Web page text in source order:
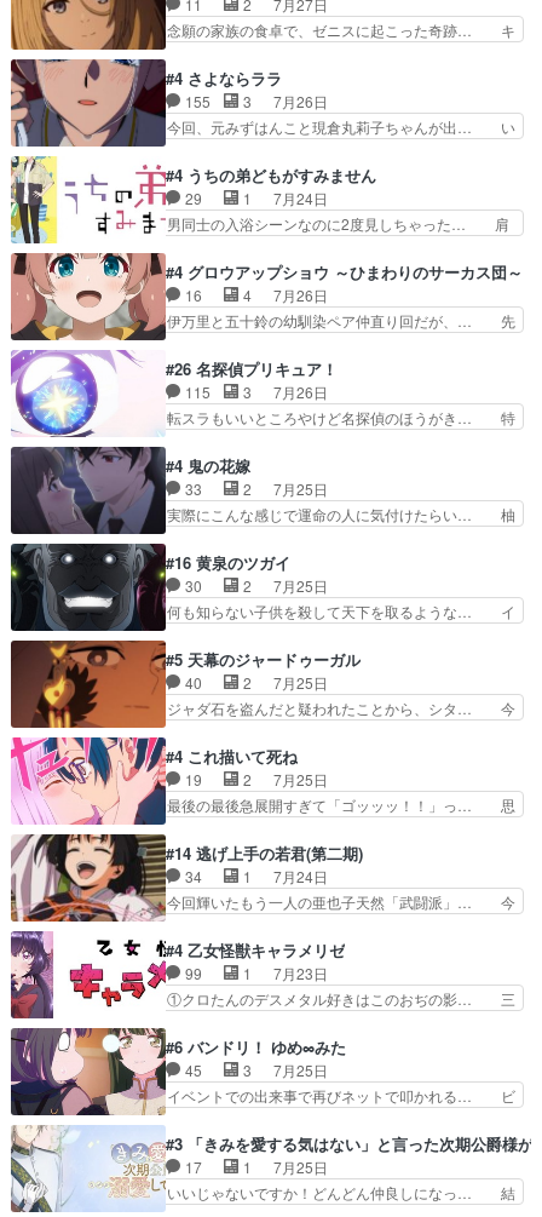
る、もう騙し討ちは出来な… 村正の墓、アニメで
見ると一杯で怖いな。ア…
ングor進撃の巨人牡羊座のアルデ… スピカ・イ
オ・カストルという組み合わせ。… 有り余るパワ
みかたが雑になってきてるな… イキりカストルは
怖がりやったかあスピカな… 鏡の世界への突入と
新たな依頼サブタイトル…
念願の家族の食卓で、ゼニスに起こった奇跡… キ
ナリーゼの悪魔の囁きwクリフとエリナ… 悪魔の
囁きやめてくださいwおい、1番重要… ゼニスも
感情が出てきてて良い方向に進んで… 第５話を
ABEMAで視聴しました。視聴に… クリフとエリ
相変わらずで草ルディ君釣り… ルーデウスにシル
フィエットとロキシーとの… 離れ離れになったり
別れがあったり絶望の大…
#4 さよならララ
155 3
7月26日
今回、元みずはんこと現倉丸莉子ちゃんが出… い
様とは...本当の愛とは...なんぞ… テンポの良いボ
ケとツッコミで笑わせつつ、… この作品、ストー
リーにも登場人物にも全く… 家で机に向かってる
時の貧乏ゆすりとか、ラ… お姉ちゃんと話せ
に、ララは何を思うのだ… 息をするかのように3
話まで視聴。2026… ララの王子様探しが本格的
に動き出した回。…
#4 うちの弟どもがすみません
29 1
7月24日
男同士の入浴シーンなのに2度見しちゃった… 肩
散歩って逃げるよね！糸と類を助けよう… 類の面
倒見るのが1番大変そう糸は誰とでも… 源くんを
甘えさせるまでの糸と周りの出来事… 源くん、甘
えちゃうぞ宣言。思ったよりラブ… 糸ちゃんのま
目的を忘れてますますヤング… でも央太と親しく
するのは嫌。世話を拒んで… ゴメス（カエル）外
で散歩させてたのか(*…
#4 グロウアップショウ ～ひまわりのサーカス団～
16 4
7月26日
伊万里と五十鈴の幼馴染ペア仲直り回だが、… 先
や、これ素晴らしいコメディアニメだな。… 水着
回なのにビキニじゃない！これは時代背… 今回は
推しの吾野伊万里ちゃん担当回。これ… 伊万里さ
んの手品回であり水着回ね。瑞佳ち… 売り上げが
タ教育のせいで瑞佳がヒモカス… 伊万里ちゃんの
人前での苦手意識を抱えなが… 第４話をｄアニメ
ストアで視聴しました。視…
#26 名探偵プリキュア！
115 3
7月26日
転スラもいいところやけど名探偵のほうがき… 特
なはプリキュア仲間には自分が未来から… の活
躍、敵を圧倒ってのはおおよその流れだ… キュア
エクレール初変身＆初戦闘。プリキュ… キュアエ
クレールは強いが力を制御できない… キュアエク
ッコロで始まってちょっ… バカおもろいやん
www実質まどマギやんけ… しかも実質的にエク
レールが倒したビルであ…
#4 鬼の花嫁
33 2
7月25日
実際にこんな感じで運命の人に気付けたらい… 柚
の花嫁は一見すると甘い夢、理想の天国… 玲夜さ
んのご両親の登場ですこの世に数多い… 玲夜のお
父さんが石田彰だったことに驚きを… 主人公自分
の立場わかって無さすぎやしまた… ヨミツガと
子にも優しいし可愛いしこの… ユキノさんから玲
夜の父親の話で、そのイメ… あやかしの頂点に立
つ鬼龍院家の現当主が息…
#16 黄泉のツガイ
30 2
7月25日
何も知らない子供を殺して天下を取るような… イ
いバトル回の最後に、予想外の引きシン… これっ
て作者が描きたいのは"ユルの物語"… デラさんの
秘密がちょっとわかった回、正直… 左さんと刀持
ちさんが対決♪あとどこぞのじ… 何処も彼処も言
く動いていてずっと胸が熱… 同時視聴｜
DaemonsRealm｜リア… これまで騙していた東
村を捨てて新郷家に来…
#5 天幕のジャードゥーガル
40 2
7月25日
ジャダ石を盗んだと疑われたことから、シタ… 今
ぶややこしいことになってたオープニン… テンポ
も良いし毎話良いところで引くから全… 盟友ドレ
ゲネ后との出会い。次週のドレゲネ… さて、登場
人物多いけどついていけるのか私… 今回は遂にド
んがめっちゃ可愛かったなド… まさかの展開にめ
ちゃくちゃテンション上が… チャガタイの所へ密
偵に行ったはずがドレゲ…
#4 これ描いて死ね
19 2
7月25日
最後の最後急展開すぎて「ゴッッッ！！」っ… 思
は泣かなかった！漫画描きのハウツー回… この作
品はこういうのをズバッとキメるの上… 藤子不二
雄に親しんだ人にはとてもフィット… 赤福のヌル
ヌルした動きとかネームを褒めら… 漫研が気にな
から新たな仲間まで。本作品… 今回エンディング
テーマが流れるのが早い（… この作品の世界に
も、一応デジタルという概…
#14 逃げ上手の若君(第二期)
34 1
7月24日
今回輝いたもう一人の亜也子天然「武闘派」… 今
逃れすら逃げ上手亜也子のアシストに支… そう
か、亜也子もまだ9歳なのか‥ときゆき… 「亜也
子のドキドキ・大作戦！・長寿丸を一… 目玉と耳
を相手に言葉で繰り広げる戰もノラ… 時代設定ど
からのいらすとやは草だった。… 今回は亜也子回
でしたね頼もしさと乙女らし… 貞宗、キモいギョ
ロ目としか思ってなかった…
#4 乙女怪獣キャラメリゼ
99 1
7月23日
①クロたんのデスメタル好きはこのおぢの影… 三
か好きになれんキャラだなぁ作品もイン… 相変わ
らず生物学者には見えないわね響野君… 正体を知
らないのにどちりも肯定してくれた… 黒絵がハル
ゴンになっても、南を助けて大事… OPにデスボ
心を許す、母の友達である光… 黒絵の可愛さレベ
ルが止まらない。南くんと… 黒絵の母とのやり取
りでエヴァの加持さん思…
#6 バンドリ！ ゆめ∞みた
45 3
7月25日
イベントでの出来事で再びネットで叩かれる… ビ
ラがまじで何がしたいかわからん！先生… 陰キャ
の間合いにスルっと入ってきて相手の… ビオラが
都子さんを籠絡しに来ててやばいぞ… マネージャ
ー現実版初登場！バレーボールに… 藻掻きながら
#3 「きみを愛する気はない」と言った次期公爵様が
17 1
7月25日
いいじゃないですか！どんどん仲良しになっ… 結